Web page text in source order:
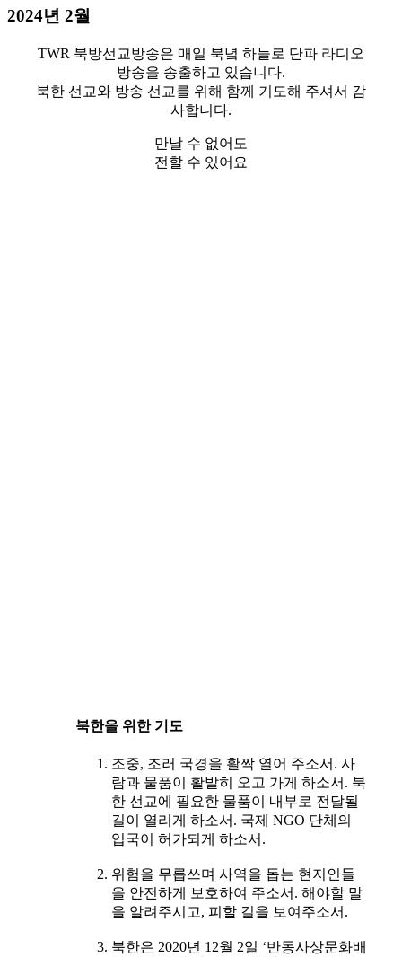
2024년 2월
TWR 북방선교방송은 매일 북녘 하늘로 단파 라디오
방송을 송출하고 있습니다.
북한 선교와 방송 선교를 위해 함께 기도해 주셔서 감
사합니다.
만날 수 없어도
전할 수 있어요
북한을 위한 기도
조중, 조러 국경을 활짝 열어 주소서. 사
람과 물품이 활발히 오고 가게 하소서. 북
한 선교에 필요한 물품이 내부로 전달될
길이 열리게 하소서. 국제 NGO 단체의
입국이 허가되게 하소서.
위험을 무릅쓰며 사역을 돕는 현지인들
을 안전하게 보호하여 주소서. 해야할 말
을 알려주시고, 피할 길을 보여주소서.
북한은 2020년 12월 2일 ‘반동사상문화배